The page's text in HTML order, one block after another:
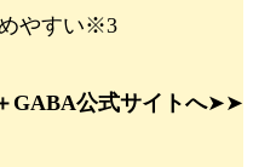
やすい※3
GABA公式サイトへ➤➤